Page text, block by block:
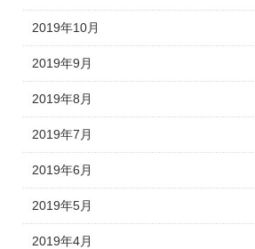
2019年10月
2019年9月
2019年8月
2019年7月
2019年6月
2019年5月
2019年4月